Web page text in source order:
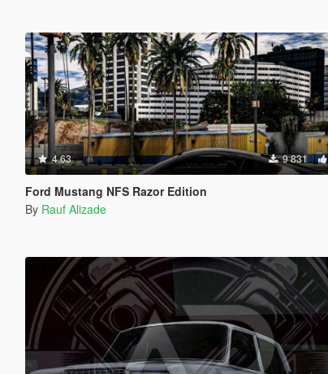
4.63 9 831
Ford Mustang NFS Razor Edition
By Rauf Alizade